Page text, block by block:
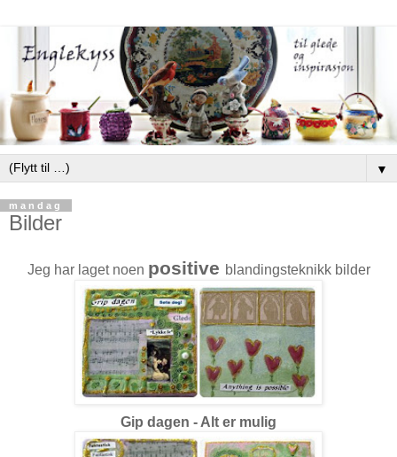
▼
mandag
Bilder
Jeg har laget noen positive blandingsteknikk bilder
Gip dagen - Alt er mulig